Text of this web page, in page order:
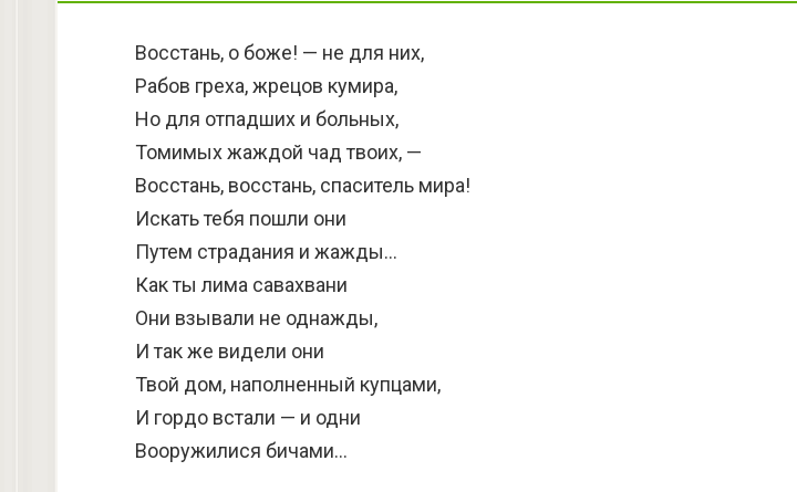
Восстань, о боже! — не для них,
Рабов греха, жрецов кумира,
Но для отпадших и больных,
Томимых жаждой чад твоих, —
Восстань, восстань, спаситель мира!
Искать тебя пошли они
Путем страдания и жажды…
Как ты лима савахвани
Они взывали не однажды,
И так же видели они
Твой дом, наполненный купцами,
И гордо встали — и одни
Вооружилися бичами…